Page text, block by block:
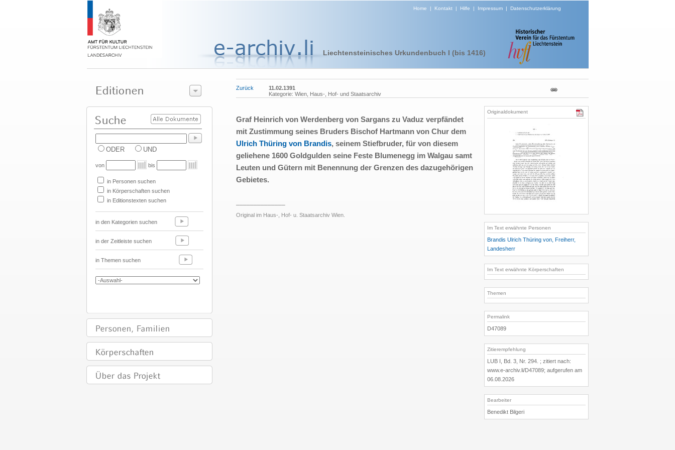
Home | Kontakt| Hilfe | Impressum| Datenschutzerklärung
Liechtensteinisches Urkundenbuch I (bis 1416)
ODER UND
von bis
in Personen suchen
in Körperschaften suchen
in Editionstexten suchen
in den Kategorien suchen
in der Zeitleiste suchen
in Themen suchen
Zurück
11.02.1391
Kategorie: Wien, Haus-, Hof- und Staatsarchiv
Graf Heinrich von Werdenberg von Sargans zu Vaduz verpfändet
mit Zustimmung seines Bruders Bischof Hartmann von Chur dem
Ulrich Thüring von Brandis, seinem Stiefbruder, für von diesem
geliehene 1600 Goldgulden seine Feste Blumenegg im Walgau samt
Leuten und Gütern mit Benennung der Grenzen des dazugehörigen
Gebietes.
Original im Haus-, Hof- u. Staatsarchiv Wien.
Originaldokument
Im Text erwähnte Personen
Brandis Ulrich Thüring von, Freiherr,
Landesherr
Im Text erwähnte Körperschaften
Themen
Permalink
D47089
Zitierempfehlung
LUB I, Bd. 3, Nr. 294. ; zitiert nach:
www.e-archiv.li/D47089; aufgerufen am
06.08.2026
Bearbeiter
Benedikt Bilgeri